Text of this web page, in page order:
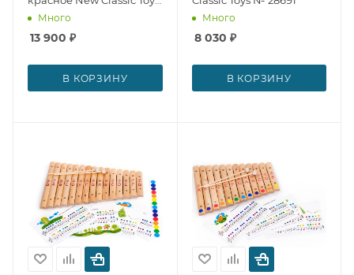
№ 28692
Много
13 900 ₽
В КОРЗИНУ
Много
8 030 ₽
В КОРЗИНУ